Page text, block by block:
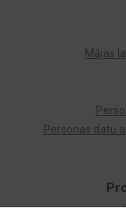
Mājas
Personas datu